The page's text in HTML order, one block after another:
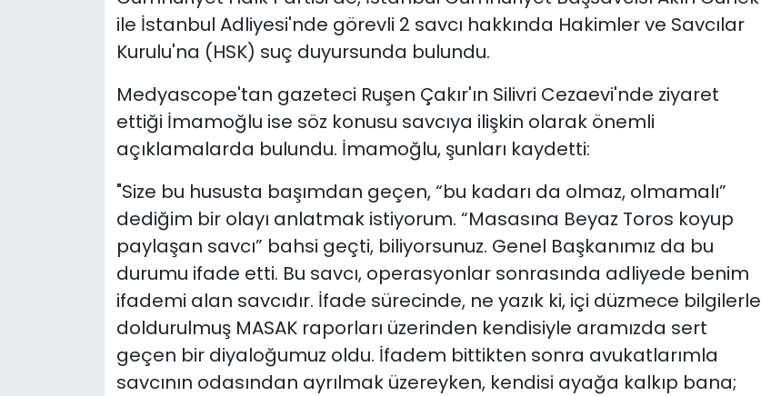
ile İstanbul Adliyesi'nde görevli 2 savcı hakkında Hakimler ve Savcılar
Kurulu'na (HSK) suç duyursunda bulundu.
Medyascope'tan gazeteci Ruşen Çakır'ın Silivri Cezaevi'nde ziyaret
ettiği İmamoğlu ise söz konusu savcıya ilişkin olarak önemli
açıklamalarda bulundu. İmamoğlu, şunları kaydetti:
"Size bu hususta başımdan geçen, “bu kadarı da olmaz, olmamalı”
dediğim bir olayı anlatmak istiyorum. “Masasına Beyaz Toros koyup
paylaşan savcı” bahsi geçti, biliyorsunuz. Genel Başkanımız da bu
durumu ifade etti. Bu savcı, operasyonlar sonrasında adliyede benim
ifademi alan savcıdır. İfade sürecinde, ne yazık ki, içi düzmece bilgilerle
doldurulmuş MASAK raporları üzerinden kendisiyle aramızda sert
geçen bir diyaloğumuz oldu. İfadem bittikten sonra avukatlarımla
savcının odasından ayrılmak üzereyken, kendisi ayağa kalkıp bana;